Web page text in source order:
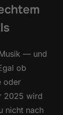
— und
ob
oder
2025 wird
nicht nach